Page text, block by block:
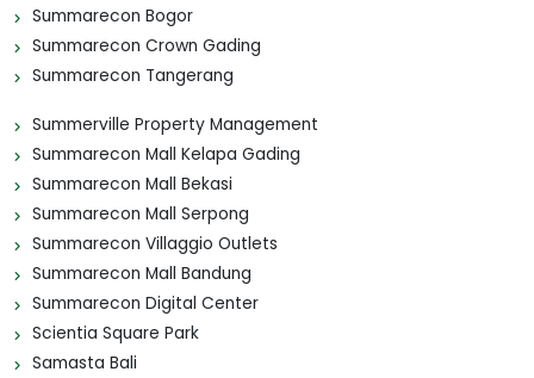
Summarecon Bogor
Summarecon Crown Gading
Summarecon Tangerang
Summerville Property Management
Summarecon Mall Kelapa Gading
Summarecon Mall Bekasi
Summarecon Mall Serpong
Summarecon Villaggio Outlets
Summarecon Mall Bandung
Summarecon Digital Center
Scientia Square Park
Samasta Bali